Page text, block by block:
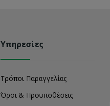
Υπηρεσίες
Τρόποι Παραγγελίας
Όροι & Προϋποθέσεις